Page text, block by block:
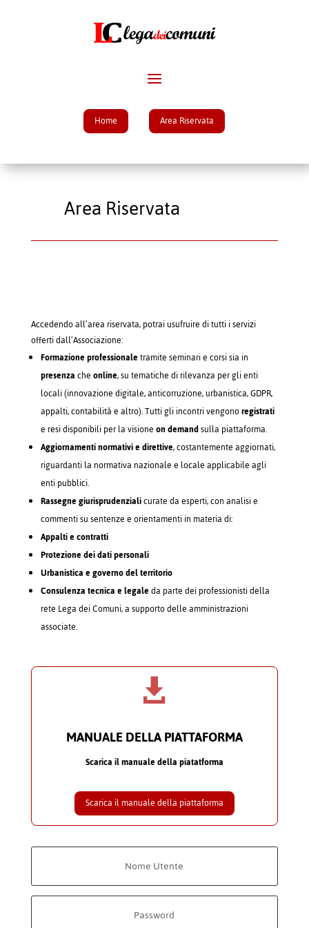
Home Area Riservata
Area Riservata
Accedendo all’area riservata, potrai usufruire di tutti i servizi
offerti dall’Associazione:
Formazione professionaletramite seminari e corsi sia in
presenzacheonline, su tematiche di rilevanza per gli enti
locali (innovazione digitale, anticorruzione, urbanistica, GDPR,
appalti, contabilità e altro). Tutti gli incontri vengonoregistrati
e resi disponibili per la visioneon demandsulla piattaforma.
Aggiornamenti normativi e direttive, costantemente aggiornati,
riguardanti la normativa nazionale e locale applicabile agli
enti pubblici.
Rassegne giurisprudenzialicurate da esperti, con analisi e
commenti su sentenze e orientamenti in materia di:
Appalti e contratti
Protezione dei dati personali
Urbanistica e governo del territorio
Consulenza tecnica e legaleda parte dei professionisti della
rete Lega dei Comuni, a supporto delle amministrazioni
associate.

MANUALE DELLA PIATTAFORMA
Scarica il manuale della piatatforma
Scarica il manuale della piattaforma